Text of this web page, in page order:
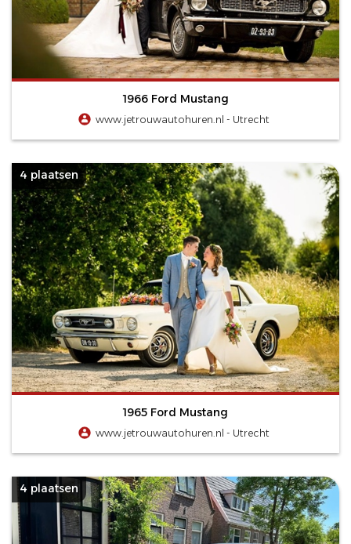
1966 Ford Mustang
www.jetrouwautohuren.nl - Utrecht
4 plaatsen
1965 Ford Mustang
www.jetrouwautohuren.nl - Utrecht
4 plaatsen